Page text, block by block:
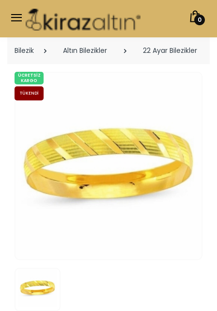
0
Bilezik Altın Bilezikler 22 Ayar Bilezikler
ÜCRETSIZ
KARGO
TÜKENDI